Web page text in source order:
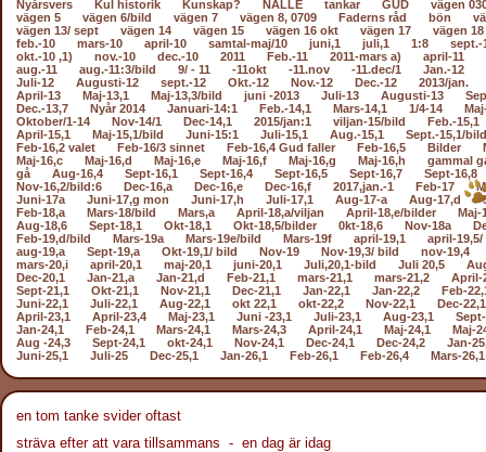
Nyårsvers
Kul historik Kunskap? NALLE tankar GUD
vägen
vägen 5
vägen 6/bild vägen 7 vägen 8, 0709 Faderns råd bön
vägen 13/ sept
vägen 14 vägen 15 vägen 16 okt vägen 17
vägen 18
feb.-10
mars-10 april-10 samtal-maj/10 juni,1 juli,1 1:8
sept.-
okt.-10 ,1)
nov.-10 dec.-10 2011 Feb.-11 2011-mars a)
april-11
aug.-11
aug.-11:3/bild 9/ - 11 -11okt -11.nov -11.dec/1
Jan.-12
Juli-12
Augusti-12 sept.-12 Okt.-12 Nov.-12 Dec.-12
2013/jan.
April-13
Maj-13,1 Maj-13,3/bild juni -2013 Juli-13 Augusti-13
Dec.-13,7
Nyår 2014 Januari-14:1 Feb.-14,1 Mars-14,1 1/4-14
Oktober/1-14
Nov-14/1 Dec-14,1 2015/jan:1 viljan-15/bild
Feb.-15,1
April-15,1
Maj-15,1/bild Juni-15:1 Juli-15,1 Aug.-15,1
Sept.-15,1/
Feb-16,2 valet
Feb-16/3 sinnet Feb-16,4 Gud faller Feb-16,5 Bilder
Maj-16,c
Maj-16,d Maj-16,e Maj-16,f Maj-16,g Maj-16,h
gammal
gå
Aug-16,4 Sept-16,1 Sept-16,4 Sept-16,5 Sept-16,7
Sept-16,8
Nov-16,2/bild:6
Dec-16,a Dec-16,e Dec-16,f 2017,jan.-1 Feb-17
Juni-17a
Juni-17,g mon Juni-17,h Juli-17,1 Aug-17-a Aug-17,d
Feb-18,a
Mars-18/bild Mars,a April-18,a/viljan April-18,e/bilder
Maj-
Aug-18,6
Sept-18,1 Okt-18,1 Okt-18,5/bilder 0kt-18,6 Nov-18a
Feb-19,d/bild
Mars-19a Mars-19e/bild Mars-19f april-19,1
april-
aug-19,a
Sept-19,a Okt-19,1/ bild Nov-19 Nov-19,3/ bild
nov-19,4
mars-20,i
april-20,1 maj-20,1 juni-20,1 Juli,20,1-bild Juli 20,5
Dec-20,1
Jan-21,a Jan-21,d Feb-21,1 mars-21,1 mars-21,2
April-
Sept-21,1
Okt-21,1 Nov-21,1 Dec-21,1 Jan-22,1 Jan-22,2
Feb-
Juni-22,1
Juli-22,1 Aug-22,1 okt 22,1 okt-22,2 Nov-22,1
Dec-22,1
April-23,1
April-23,4 Maj-23,1 Juni -23,1 Juli-23,1 Aug-23,1
Jan-24,1
Feb-24,1 Mars-24,1 Mars-24,3 April-24,1 Maj-24,1
Maj-
Aug -24,3
Sept-24,1 okt-24,1 Nov-24,1 Dec-24,1 Dec-24,2
Jan-
Juni-25,1
Juli-25 Dec-25,1 Jan-26,1 Feb-26,1 Feb-26,4 Mars-26,1
en tom tanke svider oftast
sträva efter att vara tillsammans - en dag är idag